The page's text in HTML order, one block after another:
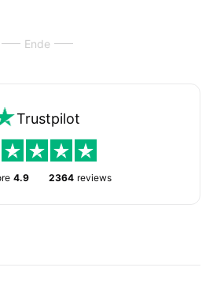
Ende
Trustpilot
4.9 2364 reviews